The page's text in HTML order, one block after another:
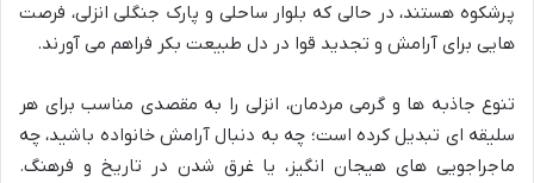
پرشکوه هستند، در حالی که بلوار ساحلی و پارک جنگلی انزلی، فرصت
هایی برای آرامش و تجدید قوا در دل طبیعت بکر فراهم می آورند.
تنوع جاذبه ها و گرمی مردمان، انزلی را به مقصدی مناسب برای هر
سلیقه ای تبدیل کرده است؛ چه به دنبال آرامش خانواده باشید، چه
ماجراجویی های هیجان انگیز، یا غرق شدن در تاریخ و فرهنگ.